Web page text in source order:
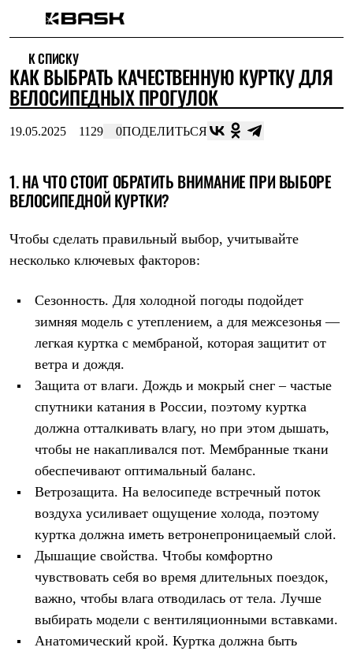
Интернет-магазин
Мужская одежда
Утепленная пухом
Куртки
Жилеты
Куртки
Брюки
Штормовая одежда
Брюки
Куртки
Флисовая одежда
Брюки
Жилеты
Теплое термобелье
Среднее термобелье
Легкое термобелье
Лёгкая одежда
Футболки
Рубашки
Толстовки
Брюки
Шорты
Женская одежда
Утепленная пухом
Куртки
Брюки
Утепленная синтетикой
Куртки
Штормовая одежда
Куртки
К СПИСКУ
КАК ВЫБРАТЬ КАЧЕСТВЕННУЮ КУРТКУ ДЛЯ
ВЕЛОСИПЕДНЫХ ПРОГУЛОК
19.05.2025 1129 0ПОДЕЛИТЬСЯ
1. НА ЧТО СТОИТ ОБРАТИТЬ ВНИМАНИЕ ПРИ ВЫБОРЕ
ВЕЛОСИПЕДНОЙ КУРТКИ?
Чтобы сделать правильный выбор, учитывайте
несколько ключевых факторов:
Сезонность. Для холодной погоды подойдет
зимняя модель с утеплением, а для межсезонья —
легкая куртка с мембраной, которая защитит от
ветра и дождя.
Защита от влаги. Дождь и мокрый снег – частые
спутники катания в России, поэтому куртка
должна отталкивать влагу, но при этом дышать,
чтобы не накапливался пот. Мембранные ткани
обеспечивают оптимальный баланс.
Ветрозащита. На велосипеде встречный поток
воздуха усиливает ощущение холода, поэтому
куртка должна иметь ветронепроницаемый слой.
Дышащие свойства. Чтобы комфортно
чувствовать себя во время длительных поездок,
важно, чтобы влага отводилась от тела. Лучше
выбирать модели с вентиляционными вставками.
Анатомический крой. Куртка должна быть